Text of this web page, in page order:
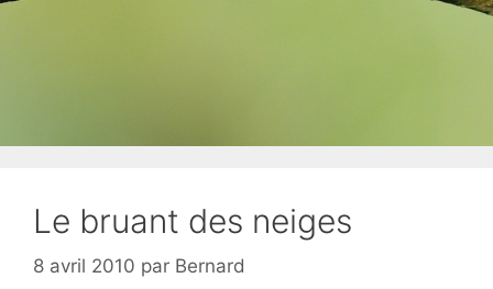
Le bruant des neiges
8 avril 2010 par Bernard